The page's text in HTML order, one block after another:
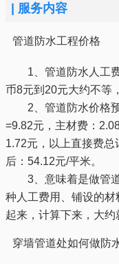
| 服务内容
管道防水工程价格
1、管道防水人工费
币8元到20元大约不等
2、管道防水价格预
=9.82元，主材费：
1.72元，以上直接费
后：54.12元/平米。
3、意味着是做管道
种人工费用、铺设的
起来，计算下来，大约
穿墙管道处如何做防